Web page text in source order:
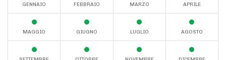
GENNAIO FEBBRAIO MARZO APRILE
MAGGIO GIUGNO LUGLIO AGOSTO